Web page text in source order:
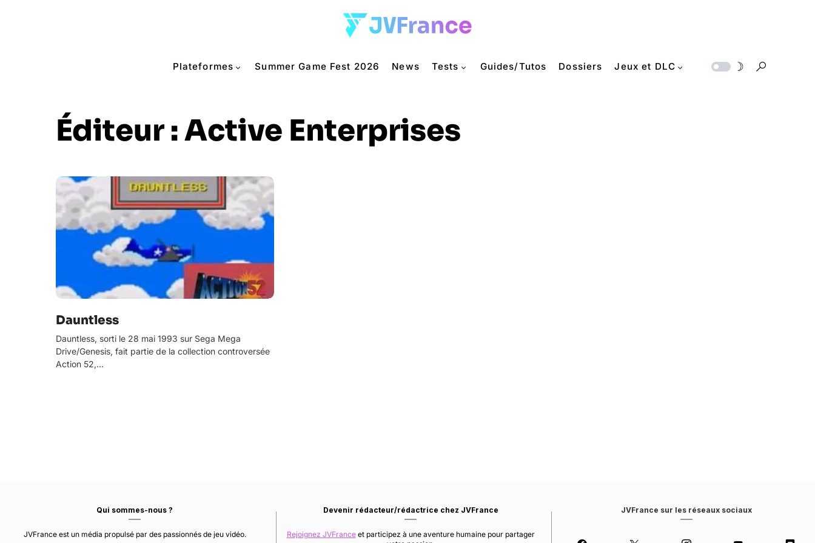
Plateformes Summer Game Fest 2026 News Tests Guides/Tutos Dossiers Jeux et DLC
Éditeur :Active Enterprises
Dauntless
Dauntless, sorti le 28 mai 1993 sur Sega Mega
Drive/Genesis, fait partie de la collection controversée
Action 52,…
Qui sommes-nous ?
JVFrance est un média propulsé par des passionnés de jeu vidéo.
Devenir rédacteur/rédactrice chez JVFrance
Rejoignez JVFranceet participez à une aventure humaine pour partager
JVFrance sur les réseaux sociaux